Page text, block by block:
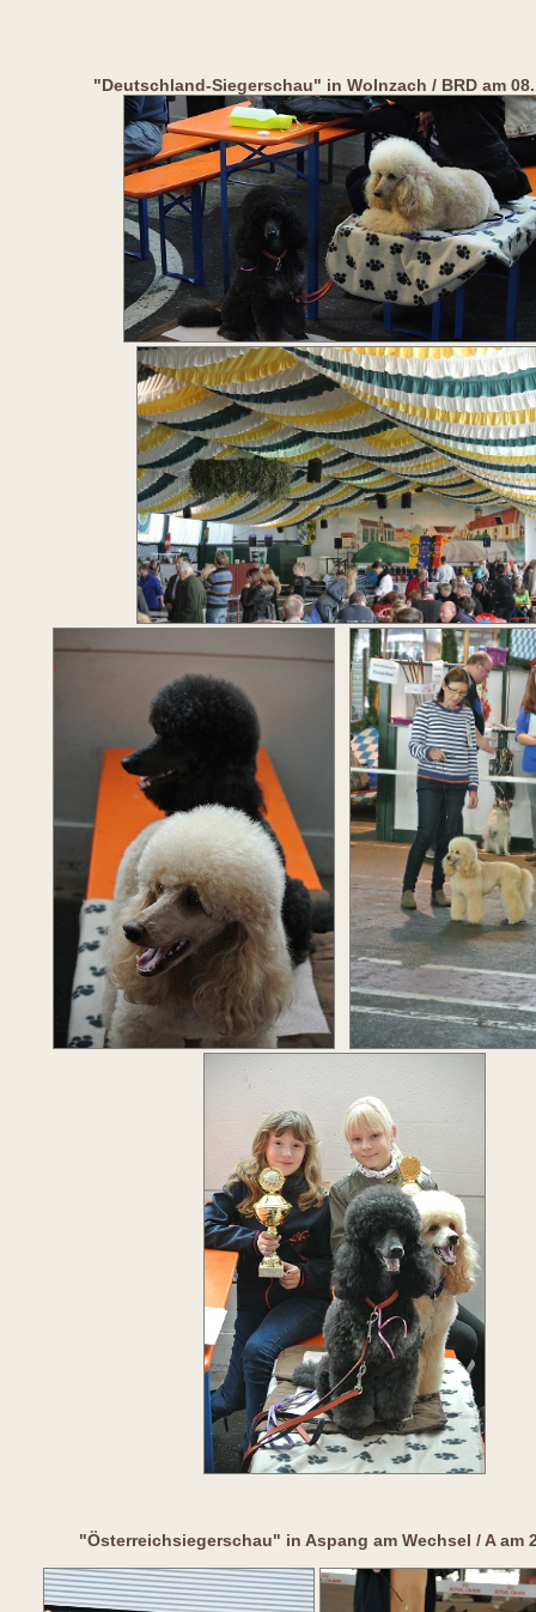
"Deutschland-Siegerschau" in Wolnzach / BRD am
"Österreichsiegerschau" in Aspang am Wechsel / A am